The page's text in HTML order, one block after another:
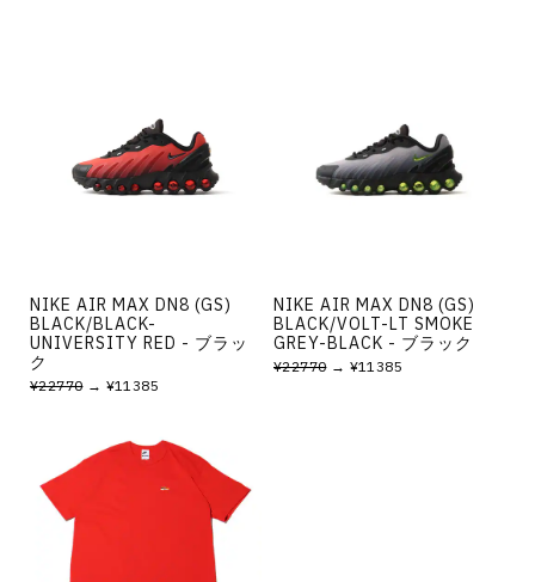
NIKE AIR MAX DN8 (GS)
BLACK/BLACK-
UNIVERSITY RED - ブラッ
ク
¥22770→ ¥11385
NIKE AIR MAX DN8 (GS)
BLACK/VOLT-LT SMOKE
GREY-BLACK - ブラック
¥22770→ ¥11385